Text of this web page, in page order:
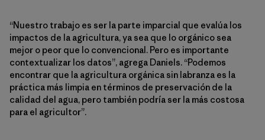
“Nuestro trabajo es ser la parte imparcial que evalúa los
impactos de la agricultura, ya sea que lo orgánico sea
mejor o peor que lo convencional. Pero es importante
contextualizar los datos”, agrega Daniels. “Podemos
encontrar que la agricultura orgánica sin labranza es la
práctica más limpia en términos de preservación de la
calidad del agua, pero también podría ser la más costosa
para el agricultor”.